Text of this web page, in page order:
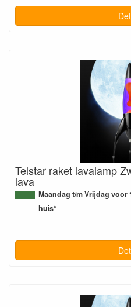
Telstar raket lavalamp
lava
Maandag t/m Vrijdag voor
huis*